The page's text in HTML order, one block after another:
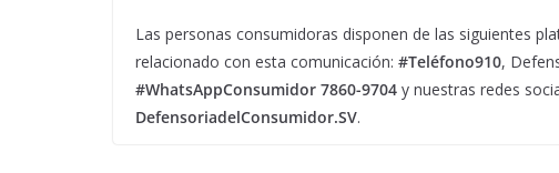
Las personas consumidoras disponen de las siguientes
relacionado con esta comunicación: #Teléfono910,
#WhatsAppConsumidor 7860-9704 y nuestras redes
DefensoriadelConsumidor.SV.